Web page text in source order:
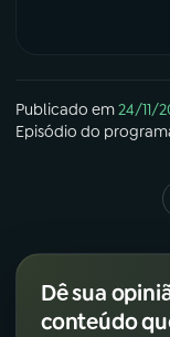
Publicado em24/11/
Episódio do
Dê sua
conteúdo